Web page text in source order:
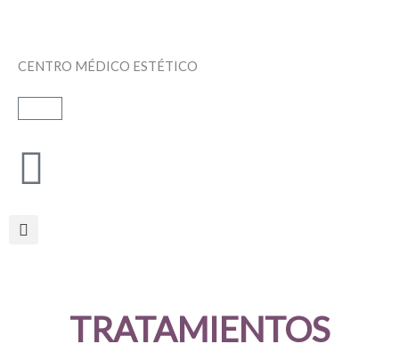
CENTRO MÉDICO ESTÉTICO
TRATAMIENTOS